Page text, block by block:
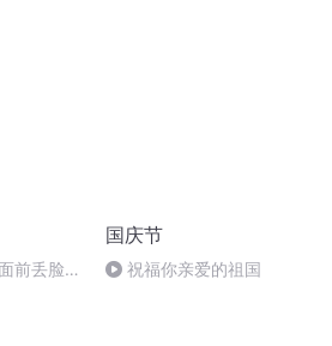
前丢脸
国庆节
祝福你亲爱的祖国